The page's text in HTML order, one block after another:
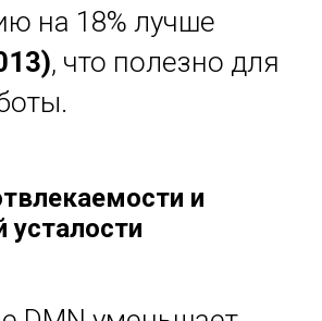
на 18% лучше
, что полезно для
и
усталости